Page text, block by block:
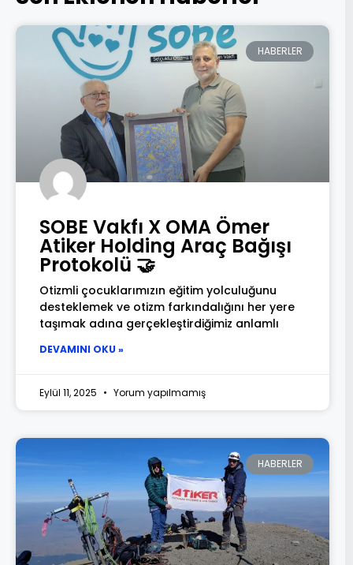
HABERLER
SOBE Vakfı X OMA Ömer
Atiker Holding Araç Bağışı
Protokolü 🤝
Otizmli çocuklarımızın eğitim yolculuğunu
desteklemek ve otizm farkındalığını her yere
taşımak adına gerçekleştirdiğimiz anlamlı
DEVAMINI OKU »
Eylül 11, 2025 Yorum yapılmamış
HABERLER